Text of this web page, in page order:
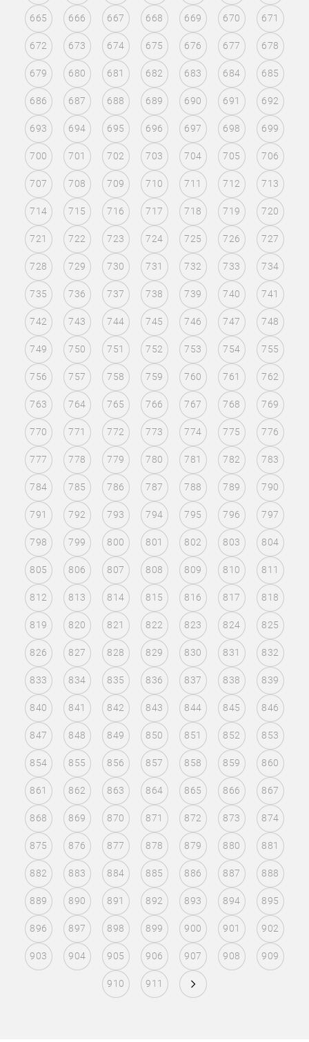
665 666 667 668 669 670 671
672 673 674 675 676 677 678
679 680 681 682 683 684 685
686 687 688 689 690 691 692
693 694 695 696 697 698 699
700 701 702 703 704 705 706
707 708 709 710 711 712 713
714 715 716 717 718 719 720
721 722 723 724 725 726 727
728 729 730 731 732 733 734
735 736 737 738 739 740 741
742 743 744 745 746 747 748
749 750 751 752 753 754 755
756 757 758 759 760 761 762
763 764 765 766 767 768 769
770 771 772 773 774 775 776
777 778 779 780 781 782 783
784 785 786 787 788 789 790
791 792 793 794 795 796 797
798 799 800 801 802 803 804
805 806 807 808 809 810 811
812 813 814 815 816 817 818
819 820 821 822 823 824 825
826 827 828 829 830 831 832
833 834 835 836 837 838 839
840 841 842 843 844 845 846
847 848 849 850 851 852 853
854 855 856 857 858 859 860
861 862 863 864 865 866 867
868 869 870 871 872 873 874
875 876 877 878 879 880 881
882 883 884 885 886 887 888
889 890 891 892 893 894 895
896 897 898 899 900 901 902
903 904 905 906 907 908 909
910 911